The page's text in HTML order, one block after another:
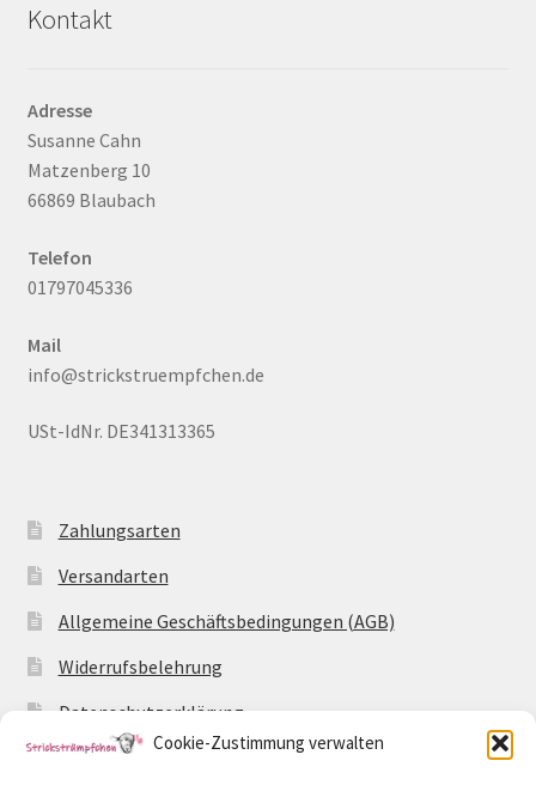
Cookie-Zustimmung verwalten
Kontakt
Adresse
Susanne Cahn
Matzenberg 10
66869 Blaubach
Telefon
01797045336
Mail
info@strickstruempfchen.de
USt-IdNr. DE341313365
Zahlungsarten
Versandarten
Allgemeine Geschäftsbedingungen (AGB)
Widerrufsbelehrung
Datenschutzerklärung
Impressum